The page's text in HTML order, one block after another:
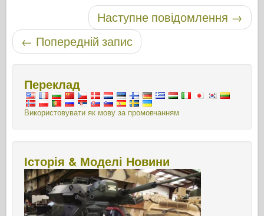
Навігація по постуНаступне повідомлення →
← Попередній запис
Переклад
Використовувати як мову за промовчанням
Історія & Моделі Новини